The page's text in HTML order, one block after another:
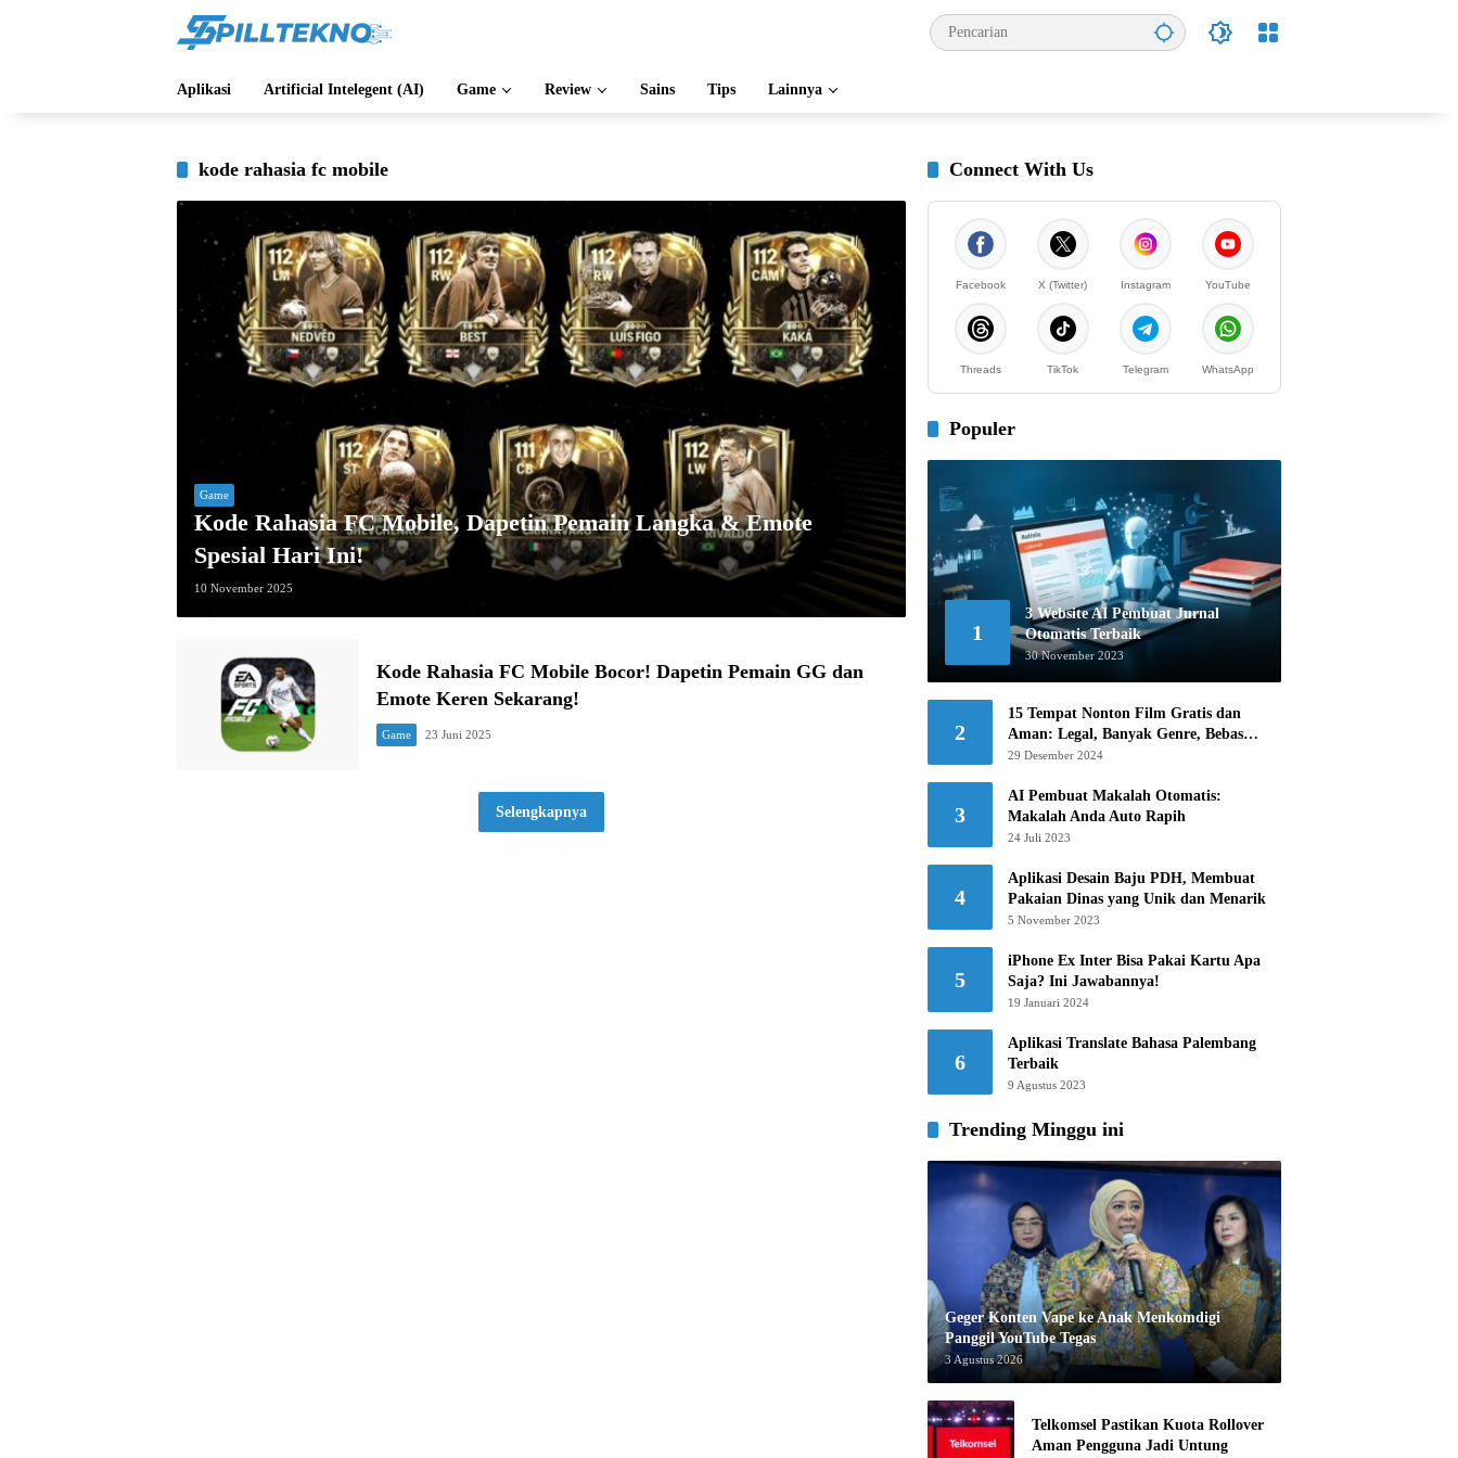
Aplikasi Artificial Intelegent (AI) Game Review Sains Tips Lainnya
kode rahasia fc mobile
Game
Kode Rahasia FC Mobile, Dapetin Pemain Langka & Emote
Spesial Hari Ini!
10 November 2025
Kode Rahasia FC Mobile Bocor! Dapetin Pemain GG dan
Emote Keren Sekarang!
Game 23 Juni 2025
Selengkapnya
Connect With Us
Facebook X (Twitter) Instagram YouTube
Threads TikTok Telegram WhatsApp
Populer
1
3 Website AI Pembuat Jurnal
Otomatis Terbaik
30 November 2023
2
15 Tempat Nonton Film Gratis dan
Aman: Legal, Banyak Genre, Bebas
Khawatir!
29 Desember 2024
3
AI Pembuat Makalah Otomatis:
Makalah Anda Auto Rapih
24 Juli 2023
4
Aplikasi Desain Baju PDH, Membuat
Pakaian Dinas yang Unik dan Menarik
5 November 2023
5
iPhone Ex Inter Bisa Pakai Kartu Apa
Saja? Ini Jawabannya!
19 Januari 2024
6
Aplikasi Translate Bahasa Palembang
Terbaik
9 Agustus 2023
Trending Minggu ini
Geger Konten Vape ke Anak Menkomdigi
Panggil YouTube Tegas
3 Agustus 2026
Telkomsel Pastikan Kuota Rollover
Aman Pengguna Jadi Untung